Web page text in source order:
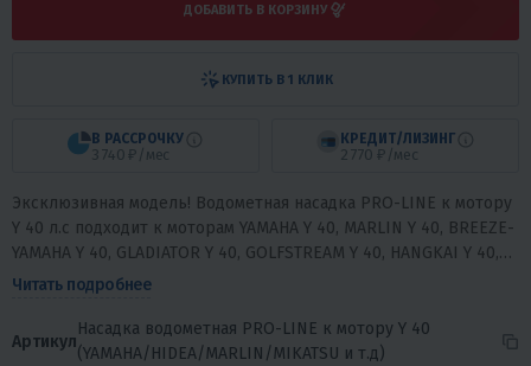
ДОБАВИТЬ В КОРЗИНУ
В РАССРОЧКУ
3 740 ₽/мес
КРЕДИТ/ЛИЗИНГ
2 770 ₽/мес
КУПИТЬ В 1 КЛИК
Эксклюзивная модель! Водометная насадка PRO-LINE к мотору
Y 40 л.с подходит к моторам YAMAHA Y 40, MARLIN Y 40, BREEZE-
YAMAHA Y 40, GLADIATOR Y 40, GOLFSTREAM Y 40, HANGKAI Y 40,
HDX Y 40, HIDEA...
Читать подробнее
Артикул
Насадка водометная PRO-LINE к мотору Y 40
(YAMAHA/HIDEA/MARLIN/MIKATSU и т.д)